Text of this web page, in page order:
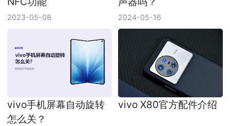
2023-05-08 2024-05-16
vivo手机屏幕自动旋转
怎么关？
vivo X80官方配件介绍